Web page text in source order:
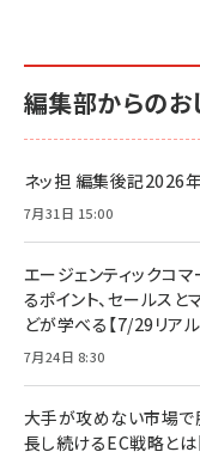
編集部からのお
ネッ担 編集後記2026
7月31日 15:00
エージェンティックコ
るポイント、セールス
どが学べる【7/29リア
7月24日 8:30
大手が攻めない市場で
長し続けるEC戦略とは